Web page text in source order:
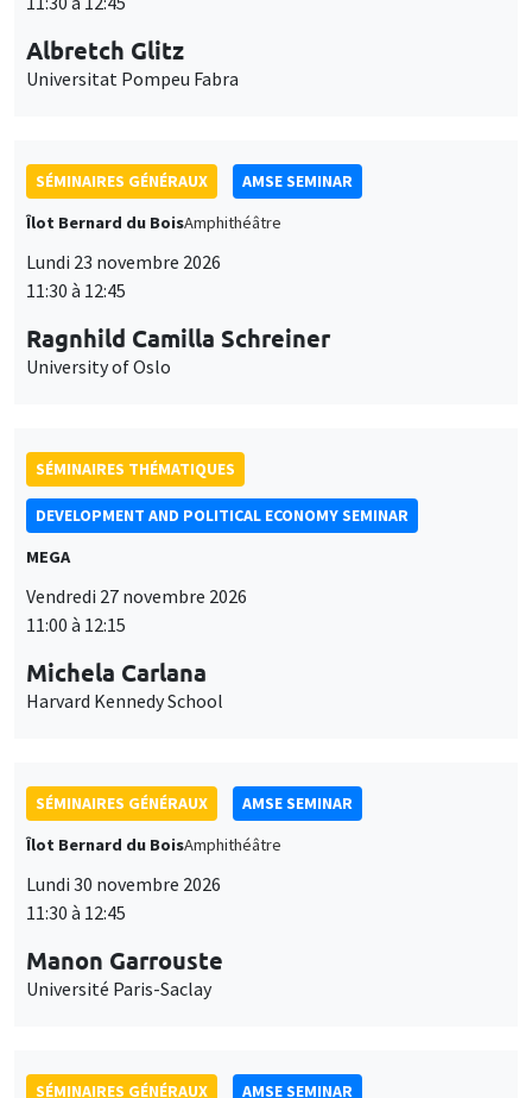
Universitat Pompeu Fabra
SÉMINAIRES GÉNÉRAUX
AMSE SEMINAR
Îlot Bernard du BoisAmphithéâtre
11:30 à 12:45
University of Oslo
SÉMINAIRES THÉMATIQUES
DEVELOPMENT AND POLITICAL ECONOMY SEMINAR
MEGA
11:00 à 12:15
Harvard Kennedy School
SÉMINAIRES GÉNÉRAUX
AMSE SEMINAR
Îlot Bernard du BoisAmphithéâtre
11:30 à 12:45
Université Paris-Saclay
SÉMINAIRES GÉNÉRAUX AMSE SEMINAR